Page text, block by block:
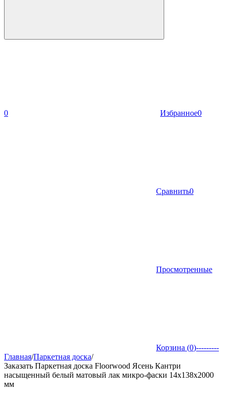
0 Избранное0
Сравнить0
Просмотренные
Корзина (0)---------
Главная/Паркетная доска/
Заказать Паркетная доска Floorwood Ясень Кантри
насыщенный белый матовый лак микро-фаски 14х138х2000
мм